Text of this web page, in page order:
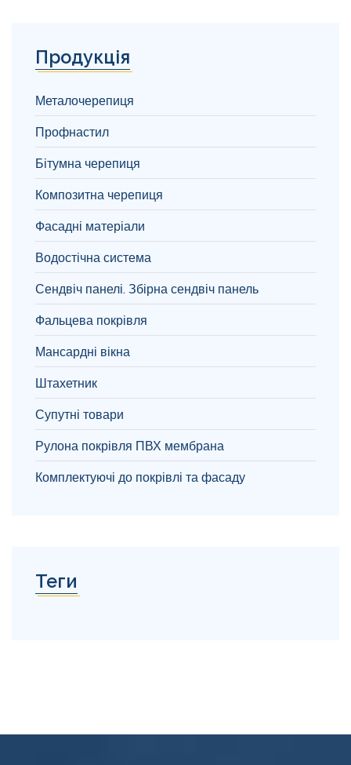
Продукція
Металочерепиця
Профнастил
Бітумна черепиця
Композитна черепиця
Фасадні матеріали
Водостічна система
Сендвіч панелі. Збірна сендвіч панель
Фальцева покрівля
Мансардні вікна
Штахетник
Супутні товари
Рулона покрівля ПВХ мембрана
Комплектуючі до покрівлі та фасаду
Теги